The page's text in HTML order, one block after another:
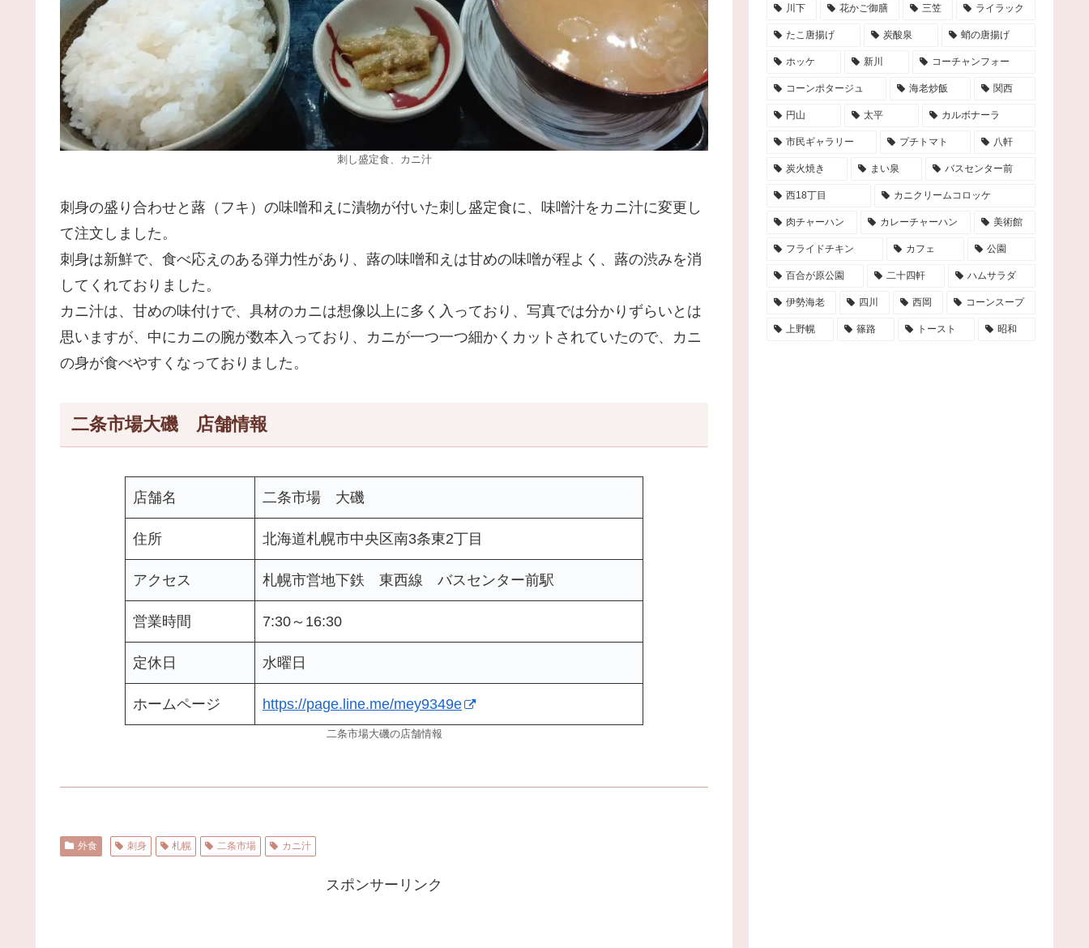
刺し盛定食、カニ汁
刺身の盛り合わせと蕗（フキ）の味噌和えに漬物が付いた刺し盛定食に、味噌汁をカニ汁に変更し
て注文しました。
刺身は新鮮で、食べ応えのある弾力性があり、蕗の味噌和えは甘めの味噌が程よく、蕗の渋みを消
してくれておりました。
カニ汁は、甘めの味付けで、具材のカニは想像以上に多く入っており、写真では分かりずらいとは
思いますが、中にカニの腕が数本入っており、カニが一つ一つ細かくカットされていたので、カニ
の身が食べやすくなっておりました。
二条市場大磯 店舗情報
店舗名 二条市場 大磯
住所 北海道札幌市中央区南3条東2丁目
アクセス 札幌市営地下鉄 東西線 バスセンター前駅
営業時間 7:30～16:30
定休日 水曜日
ホームページ https://page.line.me/mey9349e
二条市場大磯の店舗情報
外食 刺身 札幌 二条市場 カニ汁
スポンサーリンク
川下 花かご御膳 三笠 ライラック
たこ唐揚げ 炭酸泉 蛸の唐揚げ
ホッケ 新川 コーチャンフォー
コーンポタージュ 海老炒飯 関西
円山 太平 カルボナーラ
市民ギャラリー プチトマト 八軒
炭火焼き まい泉 バスセンター前
西18丁目 カニクリームコロッケ
肉チャーハン カレーチャーハン 美術館
フライドチキン カフェ 公園
百合が原公園 二十四軒 ハムサラダ
伊勢海老 四川 西岡 コーンスープ
上野幌 篠路 トースト 昭和